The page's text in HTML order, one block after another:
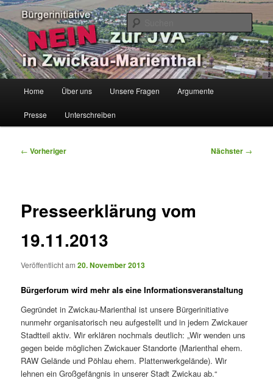
Zum
primären
Inhalt
springenKeine JVA in Zwickau-Marienthal
Bürgerinitiative
Home Über uns Unsere Fragen Argumente
Presse Unterschreiben
Beitragsnavigation
← Vorheriger Nächster →
Presseerklärung vom
19.11.2013
Veröffentlicht am20. November 2013
Bürgerforum wird mehr als eine Informationsveranstaltung
Gegründet in Zwickau-Marienthal ist unsere Bürgerinitiative
nunmehr organisatorisch neu aufgestellt und in jedem Zwickauer
Stadtteil aktiv. Wir erklären nochmals deutlich: „Wir wenden uns
gegen beide möglichen Zwickauer Standorte (Marienthal ehem.
RAW Gelände und Pöhlau ehem. Plattenwerkgelände). Wir
lehnen ein Großgefängnis in unserer Stadt Zwickau ab.“